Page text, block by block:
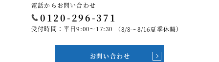
電話からお問い合わせ
0120-296-371
受付時間：平日9:00～17:30 （8/8～8/16夏季休暇）
お問い合わせ